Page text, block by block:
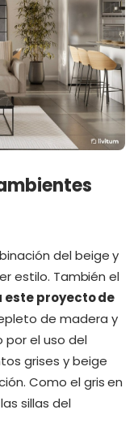
del beige y
estilo. También el
este proyecto de
de madera y
el uso del
grises y beige
Como el gris en
sillas del